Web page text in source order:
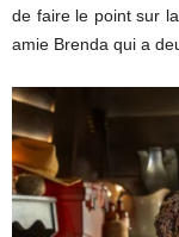
de faire le point sur
amie Brenda qui a